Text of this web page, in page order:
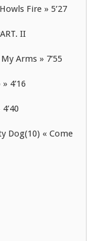
Fire » 5’27
II
Arms » 7’55
4’16
Dog(10) « Come